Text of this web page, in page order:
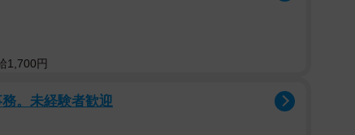
なく、クラス全体の雰囲気を見ながら子どもたちを
本物の学級経営とは、毎日の空気の変化や、子ど
1,700円
。未経験者歓迎